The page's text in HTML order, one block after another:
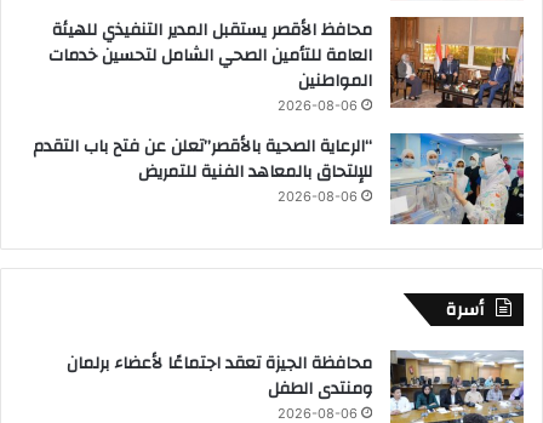
محافظ الأقصر يستقبل المدير التنفيذي للهيئة
العامة للتأمين الصحي الشامل لتحسين خدمات
المواطنين
2026-08-06
“الرعاية الصحية بالأقصر”تعلن عن فتح باب التقدم
للإلتحاق بالمعاهد الفنية للتمريض
2026-08-06
أسرة
محافظة الجيزة تعقد اجتماعًا لأعضاء برلمان
ومنتدى الطفل
2026-08-06